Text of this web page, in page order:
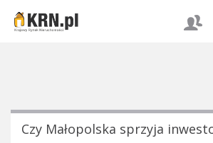
Czy Małopolska sprzyja